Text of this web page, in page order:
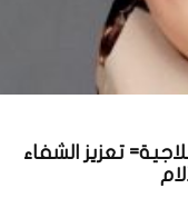
تعزيز الشفاء